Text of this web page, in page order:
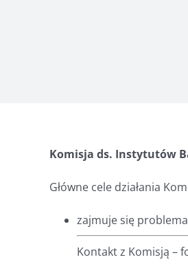
Komisja ds. Instytutów
Główne cele działania
zajmuje się
Kontakt z Komisją –